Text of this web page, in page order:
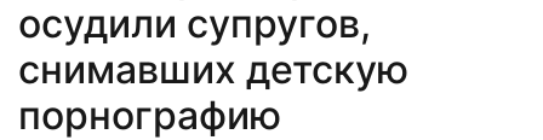
осудили супругов,
снимавших детскую
порнографию